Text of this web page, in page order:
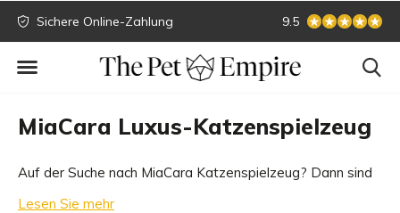
Sichere Online-Zahlung Größte Sammlung
9.5
MiaCara Luxus-Katzenspielzeug
Auf der Suche nach MiaCara Katzenspielzeug? Dann sind
Sie bei uns richtig! In unserem exklusiven Katzengeschäft
Lesen Sie mehr